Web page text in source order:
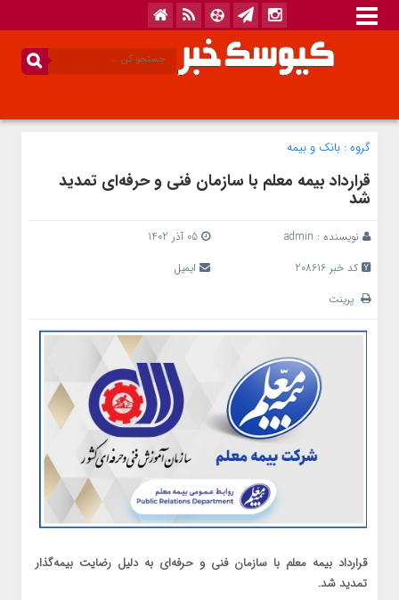
گروه : بانک‌ و بیمه
قرارداد بیمه معلم با سازمان فنی و حرفه‌ای تمدید
شد
نویسنده : admin
05 آذر 1402
کد خبر 208616
ایمیل
پرینت
قرارداد بیمه معلم با سازمان فنی و حرفه‌ای به دلیل رضایت بیمه‌گذار
تمدید شد.